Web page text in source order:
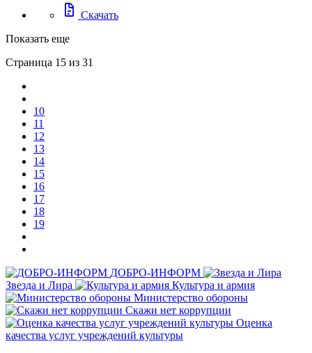
docs Скачать
Показать еще
Страница 15 из 31
10
11
12
13
14
15
16
17
18
19
ДОБРО-ИНФОРМ
Звезда и Лира
Культура и армия
Министерство обороны
Скажи нет коррупции
Оценка
качества услуг учреждений культуры